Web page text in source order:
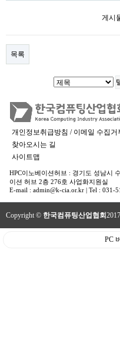
게시
목록
개인정보취급방침 / 이메일 수집거
찾아오시는 길
사이트맵
HPC이노베이션허브 : 경기도 성남시
이션 허브 2층 276호 사업화지원실
E-mail : admin@k-cia.or.kr | Tel : 031-
Copyright © 한국컴퓨팅산업협회
PC